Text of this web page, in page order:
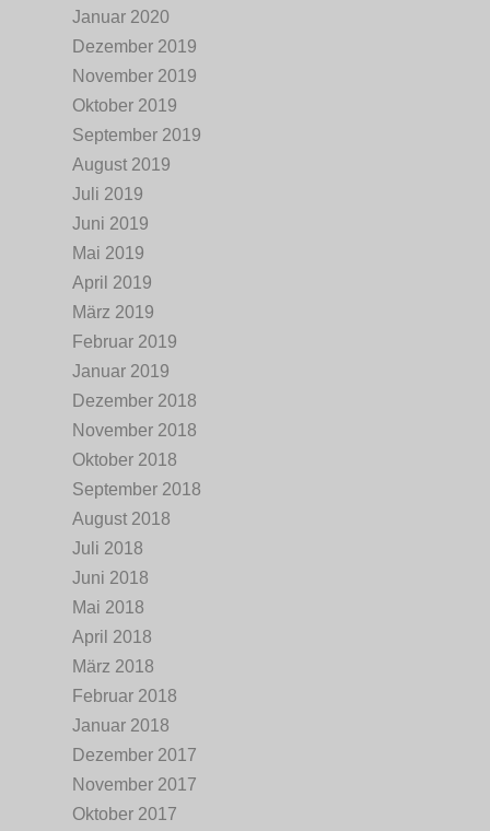
Januar 2020
Dezember 2019
November 2019
Oktober 2019
September 2019
August 2019
Juli 2019
Juni 2019
Mai 2019
April 2019
März 2019
Februar 2019
Januar 2019
Dezember 2018
November 2018
Oktober 2018
September 2018
August 2018
Juli 2018
Juni 2018
Mai 2018
April 2018
März 2018
Februar 2018
Januar 2018
Dezember 2017
November 2017
Oktober 2017